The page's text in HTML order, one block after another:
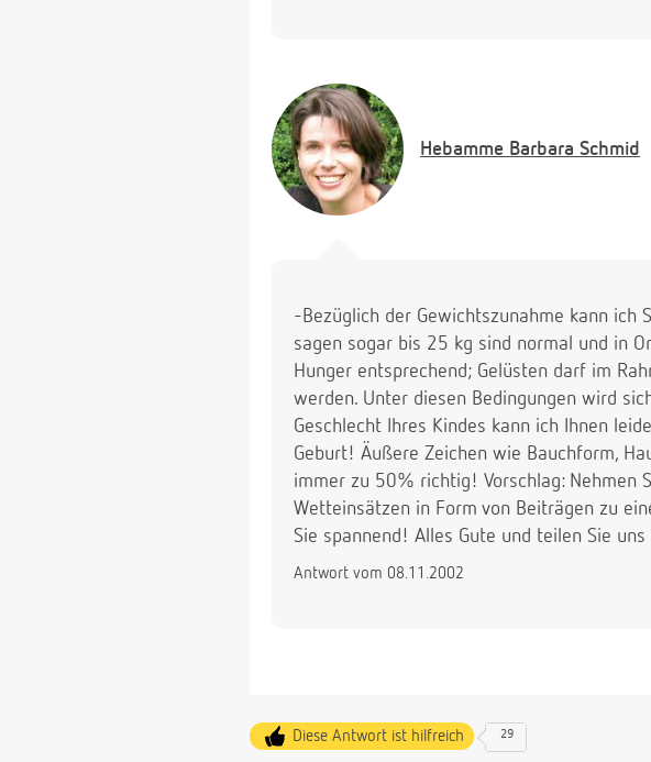
Hebamme Barbara Schmid
-Bezüglich der Gewichtszunahme kann ich
sagen sogar bis 25 kg sind normal und in
Hunger entsprechend; Gelüsten darf im
werden. Unter diesen Bedingungen wird
Geschlecht Ihres Kindes kann ich Ihnen
Geburt! Äußere Zeichen wie Bauchform,
immer zu 50% richtig! Vorschlag: Nehmen
Wetteinsätzen in Form von Beiträgen zu
Sie spannend! Alles Gute und teilen Sie uns
Antwort vom 08.11.2002
Diese Antwort ist hilfreich 29